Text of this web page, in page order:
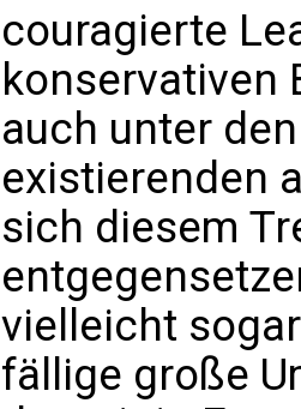
couragierte
konservativen
auch unter
existierenden
sich diesem
vielleicht
fällige große